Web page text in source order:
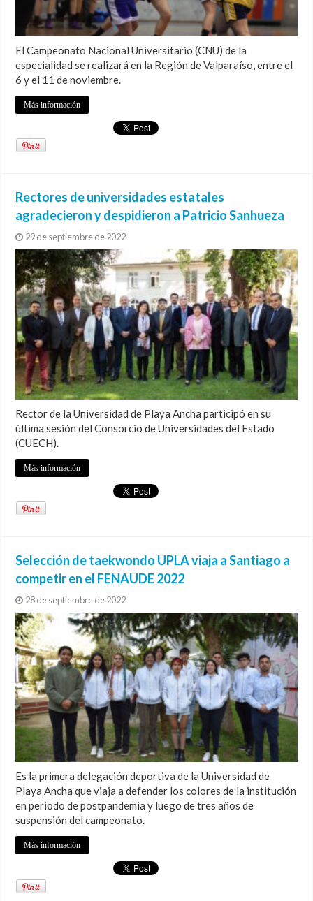
El Campeonato Nacional Universitario (CNU) de la
especialidad se realizará en la Región de Valparaíso, entre el
6 y el 11 de noviembre.
Más información
Rectores de universidades estatales
agradecieron y despidieron a Patricio Sanhueza
29 de septiembre de 2022
Rector de la Universidad de Playa Ancha participó en su
última sesión del Consorcio de Universidades del Estado
(CUECH).
Más información
Selección de taekwondo UPLA viaja a Santiago a
competir en el FENAUDE 2022
28 de septiembre de 2022
Es la primera delegación deportiva de la Universidad de
Playa Ancha que viaja a defender los colores de la institución
en periodo de postpandemia y luego de tres años de
suspensión del campeonato.
Más información